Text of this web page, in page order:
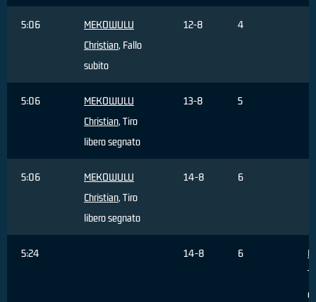
5:06
MEKOWULU
Christian, Fallo
subito
12-8 4
5:06
MEKOWULU
Christian, Tiro
libero segnato
13-8 5
5:06
MEKOWULU
Christian, Tiro
libero segnato
14-8 6
5:24 14-8 6